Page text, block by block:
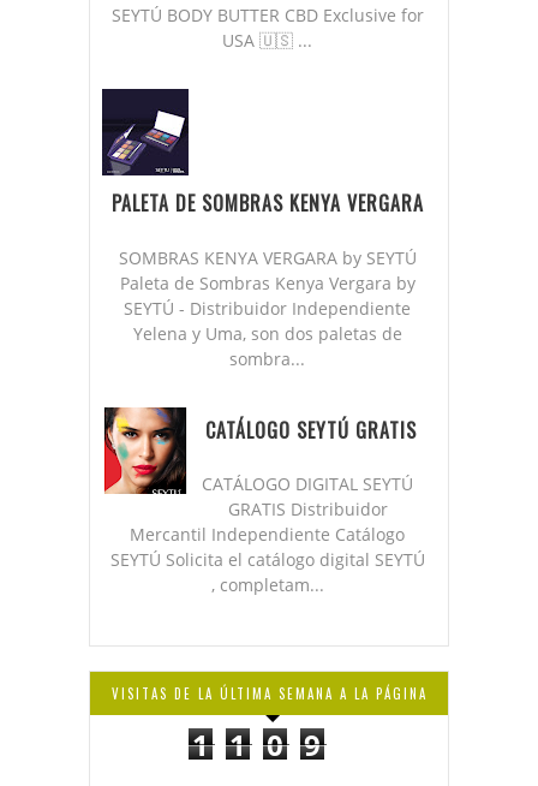
SEYTÚ BODY BUTTER CBD Exclusive for
USA 🇺🇸 ...
PALETA DE SOMBRAS KENYA VERGARA
SOMBRAS KENYA VERGARA by SEYTÚ
Paleta de Sombras Kenya Vergara by
SEYTÚ - Distribuidor Independiente
Yelena y Uma, son dos paletas de
sombra...
CATÁLOGO SEYTÚ GRATIS
CATÁLOGO DIGITAL SEYTÚ
GRATIS Distribuidor
Mercantil Independiente Catálogo
SEYTÚ Solicita el catálogo digital SEYTÚ
, completam...
VISITAS DE LA ÚLTIMA SEMANA A LA PÁGINA
1 1 0 9